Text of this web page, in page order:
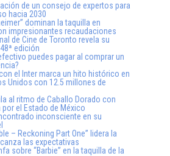
de un consejo de expertos para
hacia 2030
dominan la taquilla en
impresionantes recaudaciones
de Cine de Toronto revela su
edición
puedes pagar al comprar un
el Inter marca un hito histórico en
Unidos con 12.5 millones de
al ritmo de Caballo Dorado con
el Estado de México
inconsciente en su
– Reckoning Part One” lidera la
las expectativas
sobre “Barbie” en la taquilla de la